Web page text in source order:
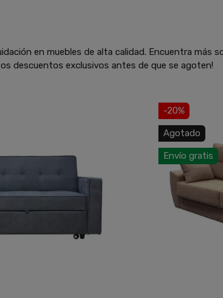
en muebles de alta calidad. Encuentra más
descuentos exclusivos antes de que se agoten!
-20%
Agotado
Envío gratis